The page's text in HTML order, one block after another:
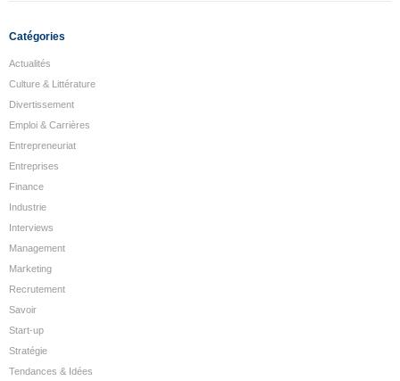
Catégories
Actualités
Culture & Littérature
Divertissement
Emploi & Carrières
Entrepreneuriat
Entreprises
Finance
Industrie
Interviews
Management
Marketing
Recrutement
Savoir
Start-up
Stratégie
Tendances & Idées